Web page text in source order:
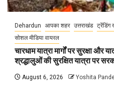
Dehardun आपका शहर उत्तराखंड ट्रेंडिंग
सोशल मीडिया वायरल
चारधाम यात्रा मार्गों पर सुरक्षा और
श्रद्धालुओं की सुरक्षित यात्रा पर
August 6, 2026 Yoshita